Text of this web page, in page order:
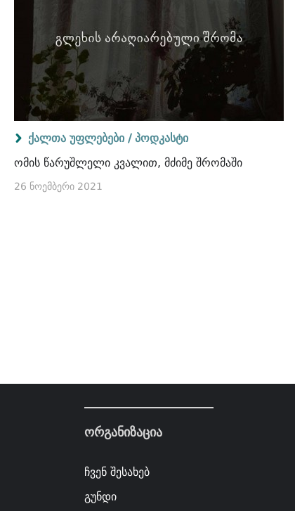
ქალთა უფლებები / პოდკასტი
ომის წარუშლელი კვალით, მძიმე შრომაში
26 ნოემბერი 2021
ორგანიზაცია
ჩვენ შესახებ
გუნდი